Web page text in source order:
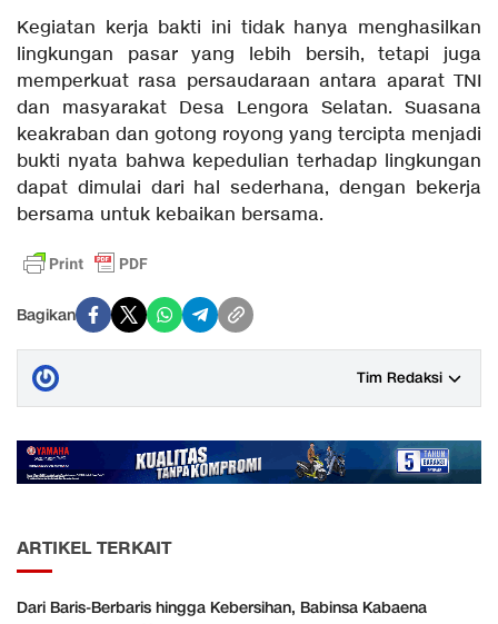
Kegiatan kerja bakti ini tidak hanya menghasilkan
lingkungan pasar yang lebih bersih, tetapi juga
memperkuat rasa persaudaraan antara aparat TNI
dan masyarakat Desa Lengora Selatan. Suasana
keakraban dan gotong royong yang tercipta menjadi
bukti nyata bahwa kepedulian terhadap lingkungan
dapat dimulai dari hal sederhana, dengan bekerja
bersama untuk kebaikan bersama.
Bagikan
Tim Redaksi
ARTIKEL TERKAIT
Dari Baris-Berbaris hingga Kebersihan, Babinsa Kabaena